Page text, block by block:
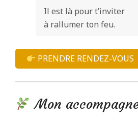
Il est là pour t’inviter
à rallumer ton feu.
PRENDRE RENDEZ-VOUS
Mon